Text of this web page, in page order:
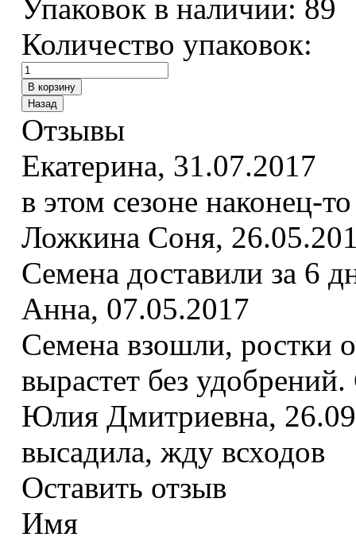
Упаковок в наличии: 89
Количество упаковок:
Отзывы
Екатерина, 31.07.2017
в этом сезоне наконец-
Ложкина Соня,
Семена доставили за 6
Анна, 07.05.2017
Семена взошли, ростки
вырастет без
Юлия Дмитриевна,
высадила, жду всходов
Оставить отзыв
Имя